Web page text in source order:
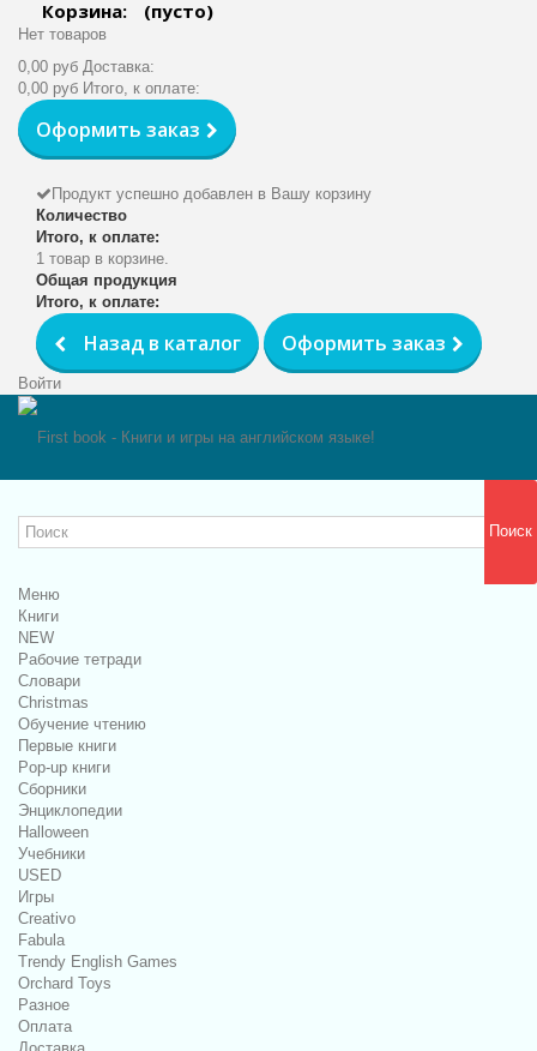
Корзина: (пусто)
Нет товаров
0,00 руб Доставка:
0,00 руб Итого, к оплате:
Оформить заказ
Продукт успешно добавлен в Вашу корзину
Количество
Итого, к оплате:
1 товар в корзине.
Общая продукция
Итого, к оплате:
Назад в каталог Оформить заказ
Войти
Поиск
Меню
Книги
NEW
Рабочие тетради
Словари
Christmas
Обучение чтению
Первые книги
Pop-up книги
Сборники
Энциклопедии
Halloween
Учебники
USED
Игры
Creativo
Fabula
Trendy English Games
Orchard Toys
Разное
Оплата